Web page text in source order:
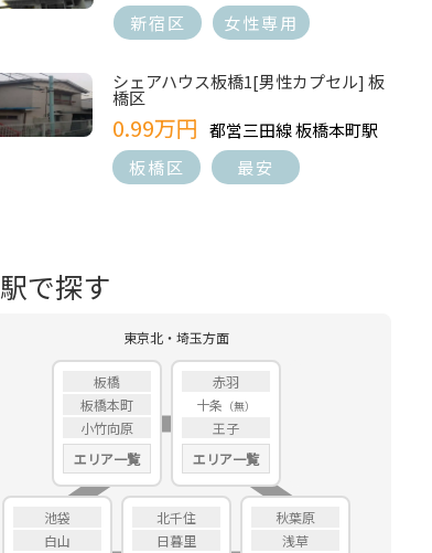
新宿区
女性専用
シェアハウス板橋1[男性カプセル] 板
橋区
0.99万円 都営三田線 板橋本町駅
板橋区
最安
駅で探す
東京北・埼玉方面
板橋
板橋本町
小竹向原
エリア一覧
赤羽
十条
王子
エリア一覧
池袋
白山
北千住
日暮里
秋葉原
浅草